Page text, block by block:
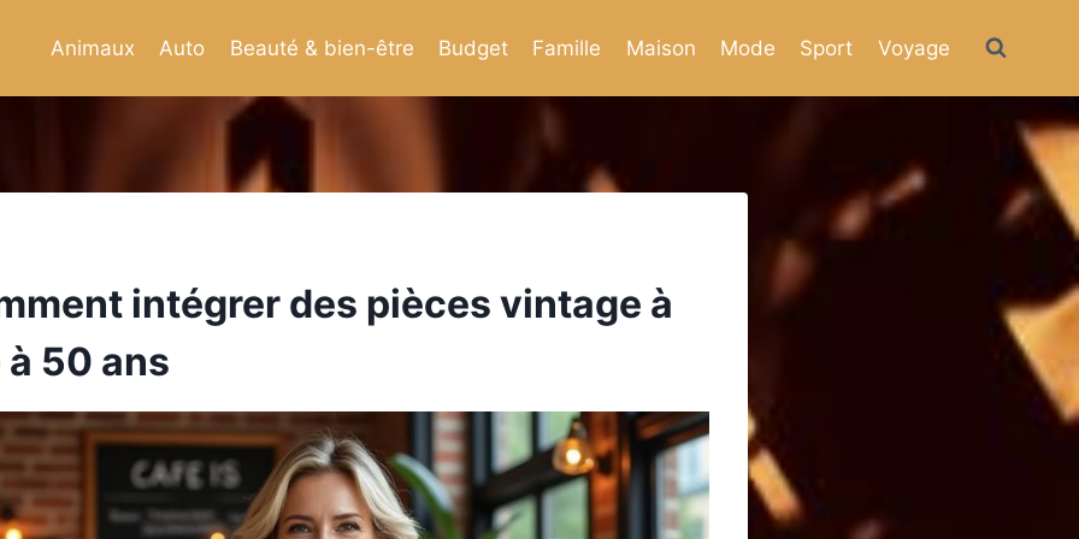
Animaux Auto Beauté & bien-être Budget Famille Maison Mode Sport Voyage
intégrer des pièces vintage à
50 ans